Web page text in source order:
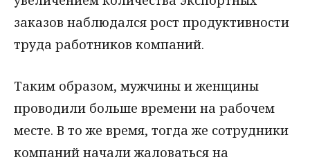
заказов наблюдался рост продуктивности
труда работников компаний.
Таким образом, мужчины и женщины
проводили больше времени на рабочем
месте. В то же время, тогда же сотрудники
компаний начали жаловаться на